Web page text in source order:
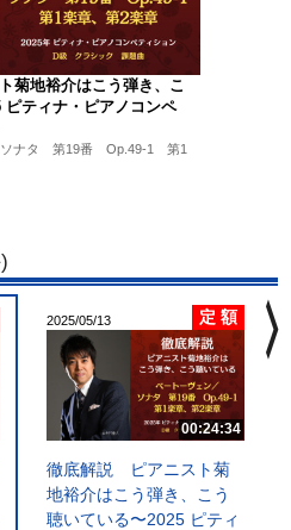
菊地裕介はこう弾き、こ
ピティナ・ピアノコンペ
ソナタ 第19番 Op.49-1 第1
2025/05/13 定 額
00:24:34
徹底解説 ピアニスト菊
地裕介はこう弾き、こう
聴いている〜2025 ピティ
chevron_right